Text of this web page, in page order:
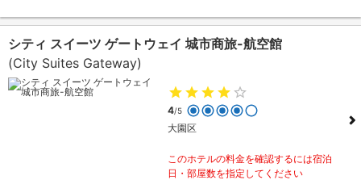
シティ スイーツ ゲートウェイ 城市商旅-航空館
(City Suites Gateway)
4/5
大園区
このホテルの料金を確認するには宿泊
日・部屋数を指定してください